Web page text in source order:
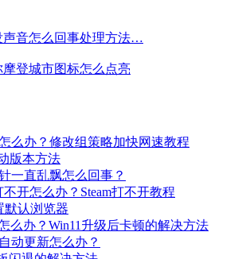
声音怎么回事处理方法…
摩登城市图标怎么点亮
么办？修改组策略加快网速教程
版本方法
一直乱飘怎么回事？
不开怎么办？Steam打不开教程
默认浏览器
么办？Win11升级后卡顿的解决方法
动更新怎么办？